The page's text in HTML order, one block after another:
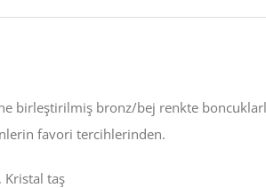
birleştirilmiş bronz/bej renkte
favori tercihlerinden.
Kristal taş